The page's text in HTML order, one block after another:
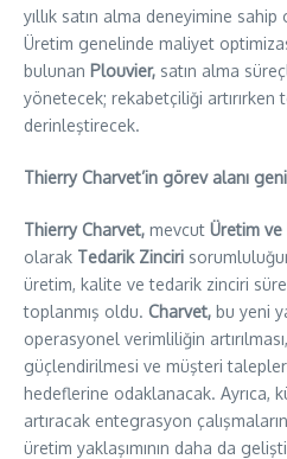
yıllık satın alma deneyimine
Üretim genelinde maliyet
bulunan Plouvier, satın alma
yönetecek; rekabetçiliği
derinleştirecek.
Thierry Charvet’in görev alanı
Thierry Charvet, mevcut Üretim ve
olarak Tedarik Zinciri
üretim, kalite ve tedarik zinciri
toplanmış oldu. Charvet, bu yeni
operasyonel verimliliğin
güçlendirilmesi ve müşteri
hedeflerine odaklanacak. Ayrıca,
artıracak entegrasyon
üretim yaklaşımının daha da